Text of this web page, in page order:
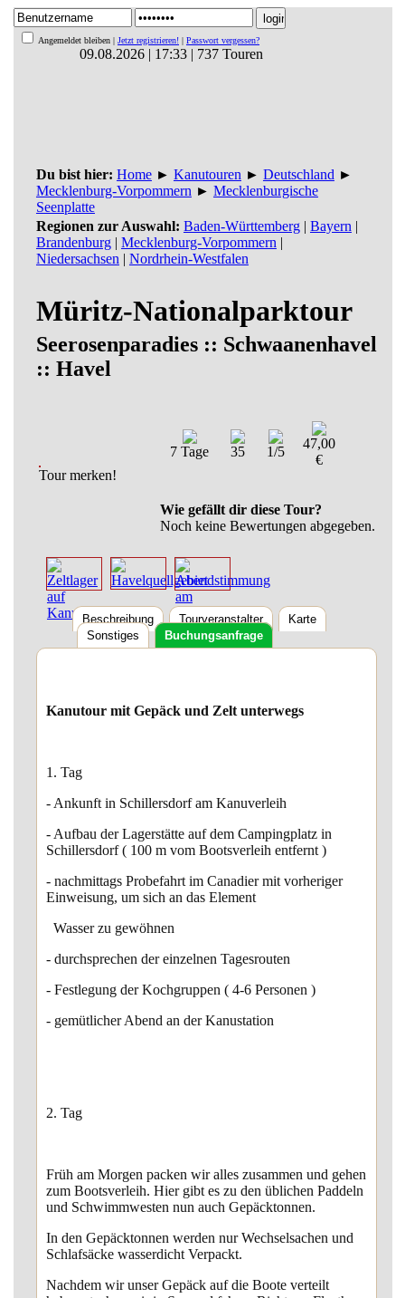
Angemeldet bleiben | Jetzt registrieren! | Passwort vergessen?
09.08.2026 | 17:33 | 737 Touren
Du bist hier: Home► Kanutouren ► Deutschland ►
Mecklenburg-Vorpommern ► Mecklenburgische
Seenplatte
Regionen zur Auswahl: Baden-Württemberg| Bayern |
Brandenburg| Mecklenburg-Vorpommern |
Niedersachsen | Nordrhein-Westfalen
Müritz-Nationalparktour
Seerosenparadies :: Schwaanenhavel
:: Havel
Tour merken!
7 Tage 35 1/5
47,00
€
Wie gefällt dir diese Tour?
Noch keine Bewertungen abgegeben.
Beschreibung Tourveranstalter
Karte
Sonstiges
Buchungsanfrage
Kanutour mit Gepäck und Zelt unterwegs
1. Tag
- Ankunft in Schillersdorf am Kanuverleih
- Aufbau der Lagerstätte auf dem Campingplatz in
Schillersdorf ( 100 m vom Bootsverleih entfernt )
- nachmittags Probefahrt im Canadier mit vorheriger
Einweisung, um sich an das Element
Wasser zu gewöhnen
- durchsprechen der einzelnen Tagesrouten
- Festlegung der Kochgruppen ( 4-6 Personen )
- gemütlicher Abend an der Kanustation
2. Tag
Früh am Morgen packen wir alles zusammen und gehen
zum Bootsverleih. Hier gibt es zu den üblichen Paddeln
und Schwimmwesten nun auch Gepäcktonnen.
In den Gepäcktonnen werden nur Wechselsachen und
Schlafsäcke wasserdicht Verpackt.
Nachdem wir unser Gepäck auf die Boote verteilt